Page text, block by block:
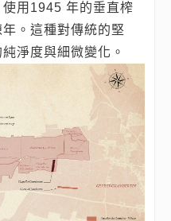
用1945 年的垂直榨
。這種對傳統的堅
淨度與細微變化。